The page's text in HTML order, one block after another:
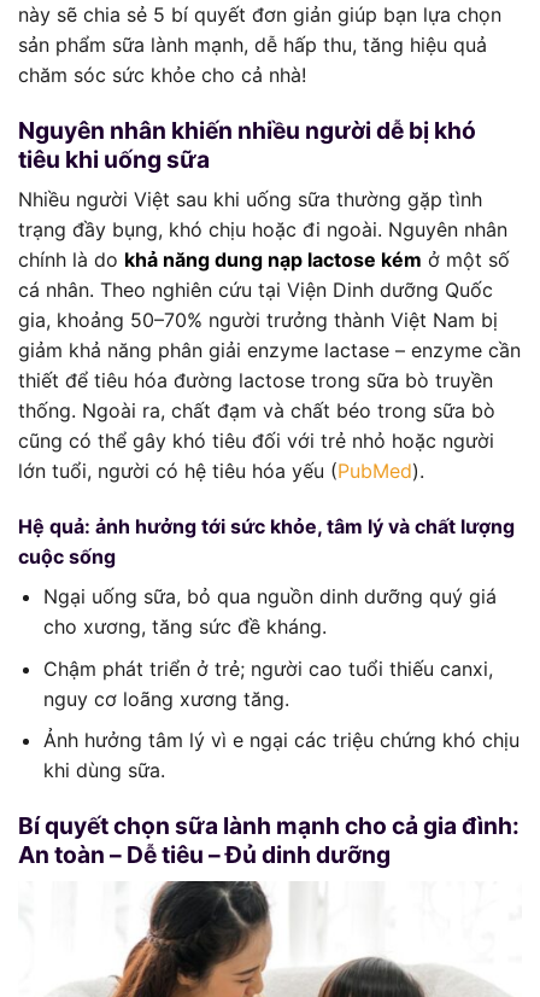
này sẽ chia sẻ 5 bí quyết đơn giản giúp bạn lựa chọn
sản phẩm sữa lành mạnh, dễ hấp thu, tăng hiệu quả
chăm sóc sức khỏe cho cả nhà!
Nguyên nhân khiến nhiều người dễ bị khó
tiêu khi uống sữa
Nhiều người Việt sau khi uống sữa thường gặp tình
trạng đầy bụng, khó chịu hoặc đi ngoài. Nguyên nhân
chính là do khả năng dung nạp lactose kém ở một số
cá nhân. Theo nghiên cứu tại Viện Dinh dưỡng Quốc
gia, khoảng 50–70% người trưởng thành Việt Nam bị
giảm khả năng phân giải enzyme lactase – enzyme cần
thiết để tiêu hóa đường lactose trong sữa bò truyền
thống. Ngoài ra, chất đạm và chất béo trong sữa bò
cũng có thể gây khó tiêu đối với trẻ nhỏ hoặc người
lớn tuổi, người có hệ tiêu hóa yếu (PubMed).
Hệ quả: ảnh hưởng tới sức khỏe, tâm lý và chất lượng
cuộc sống
Ngại uống sữa, bỏ qua nguồn dinh dưỡng quý giá
cho xương, tăng sức đề kháng.
Chậm phát triển ở trẻ; người cao tuổi thiếu canxi,
nguy cơ loãng xương tăng.
Ảnh hưởng tâm lý vì e ngại các triệu chứng khó chịu
khi dùng sữa.
Bí quyết chọn sữa lành mạnh cho cả gia đình:
An toàn – Dễ tiêu – Đủ dinh dưỡng